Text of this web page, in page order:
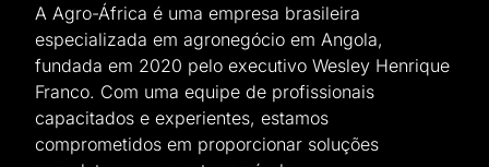
A Agro-África é uma empresa brasileira
especializada em agronegócio em Angola,
fundada em 2020 pelo executivo Wesley Henrique
Franco. Com uma equipe de profissionais
capacitados e experientes, estamos
comprometidos em proporcionar soluções